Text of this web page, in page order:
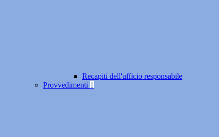
Recapiti dell'ufficio responsabile
Provvedimenti 1